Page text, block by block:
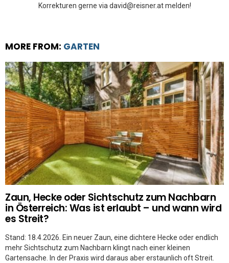
Korrekturen gerne via david@reisner.at melden!
MORE FROM: GARTEN
Zaun, Hecke oder Sichtschutz zum Nachbarn
in Österreich: Was ist erlaubt – und wann wird
es Streit?
Stand: 18.4.2026. Ein neuer Zaun, eine dichtere Hecke oder endlich
mehr Sichtschutz zum Nachbarn klingt nach einer kleinen
Gartensache. In der Praxis wird daraus aber erstaunlich oft Streit.